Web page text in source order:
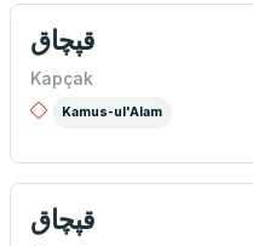
قپچاق
Kapçak
Kamus-ul'Alam
قپچاق